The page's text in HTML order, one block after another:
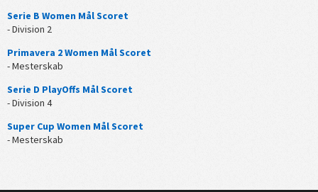
Serie B Women Mål Scoret
- Division 2
Primavera 2 Women Mål Scoret
- Mesterskab
Serie D PlayOffs Mål Scoret
- Division 4
Super Cup Women Mål Scoret
- Mesterskab